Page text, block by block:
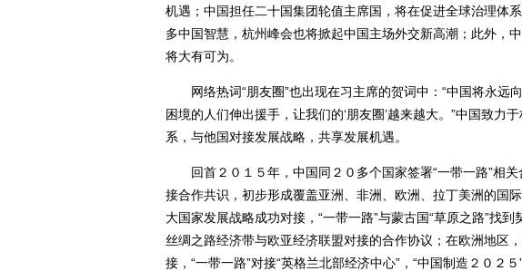
机遇；中国担任二十国集团轮值主席国，将在促进全球治理体
多中国智慧，杭州峰会也将掀起中国主场外交新高潮；此外，
将大有可为。
网络热词“朋友圈”也出现在习主席的贺词中：“中国将永远
困境的人们伸出援手，让我们的‘朋友圈’越来越大。”中国致力
系，与他国对接发展战略，共享发展机遇。
回首２０１５年，中国同２０多个国家签署“一带一路”相关
接合作共识，初步形成覆盖亚洲、非洲、欧洲、拉丁美洲的国
大国家发展战略成功对接，“一带一路”与蒙古国“草原之路”找
丝绸之路经济带与欧亚经济联盟对接的合作协议；在欧洲地区
接，“一带一路”对接“英格兰北部经济中心”，“中国制造２０２